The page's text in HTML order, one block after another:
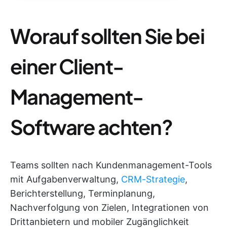
Worauf sollten Sie bei
einer Client-
Management-
Software achten?
Teams sollten nach Kundenmanagement-Tools
mit Aufgabenverwaltung, CRM-Strategie,
Berichterstellung, Terminplanung,
Nachverfolgung von Zielen, Integrationen von
Drittanbietern und mobiler Zugänglichkeit